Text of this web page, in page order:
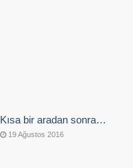
Kısa bir aradan sonra…
19 Ağustos 2016